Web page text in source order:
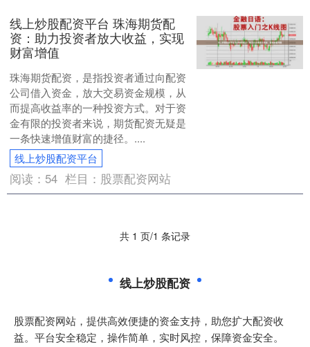
线上炒股配资平台 珠海期货配
资：助力投资者放大收益，实现
财富增值
珠海期货配资，是指投资者通过向配资
公司借入资金，放大交易资金规模，从
而提高收益率的一种投资方式。对于资
金有限的投资者来说，期货配资无疑是
一条快速增值财富的捷径。....
线上炒股配资平台
阅读： 54 栏目： 股票配资网站
共 1 页/1 条记录
线上炒股配资
股票配资网站，提供高效便捷的资金支持，助您扩大配资收
益。平台安全稳定，操作简单，实时风控，保障资金安全。